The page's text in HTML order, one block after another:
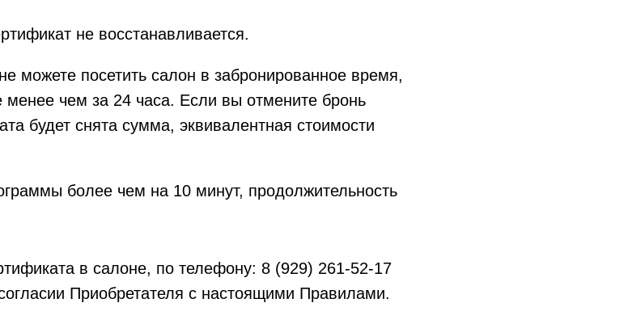
не восстанавливается.
можете посетить салон в забронированное время,
чем за 24 часа. Если вы отмените бронь
будет снята сумма, эквивалентная стоимости
более чем на 10 минут, продолжительность
в салоне, по телефону: 8 (929) 261-52-17
Приобретателя с настоящими Правилами.